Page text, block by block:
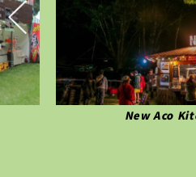
ソラノイ